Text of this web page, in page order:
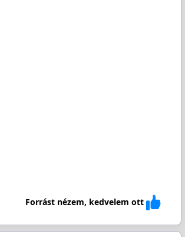
Forrást nézem, kedvelem ott